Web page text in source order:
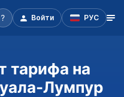
Войти РУС
тарифа на
Лумпур